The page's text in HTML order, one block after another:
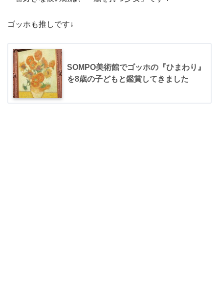
ゴッホも推しです↓
SOMPO美術館でゴッホの『ひまわり』
を8歳の子どもと鑑賞してきました